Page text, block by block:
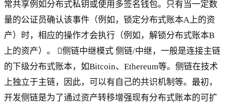
常共享例如分布式私钥或使用多签名钱包。只有当一定数
量的公证员确认该事件（例如，锁定分布式账本A上的资
产）时，相应的操作才会执行（例如，解锁分布式账本B
上的资产）。 侧链中继模式 侧链/中继，一般是连接主链
的下级分布式账本，如Bitcoin、Ethereum等。侧链在技术
上独立于主链，因此，可以有自己的共识机制等。最初，
开发侧链是为了通过资产转移增强现有分布式账本的可扩